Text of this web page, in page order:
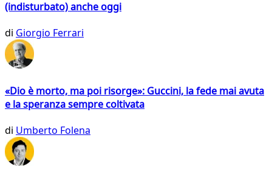
(indisturbato) anche oggi
di Giorgio Ferrari
«Dio è morto, ma poi risorge»: Guccini, la fede mai avuta
e la speranza sempre coltivata
di Umberto Folena